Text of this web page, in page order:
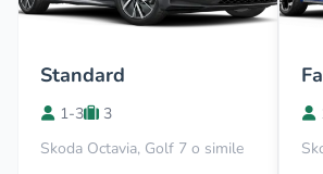
Standard
1-3
3
Skoda Octavia, Golf 7 o simile